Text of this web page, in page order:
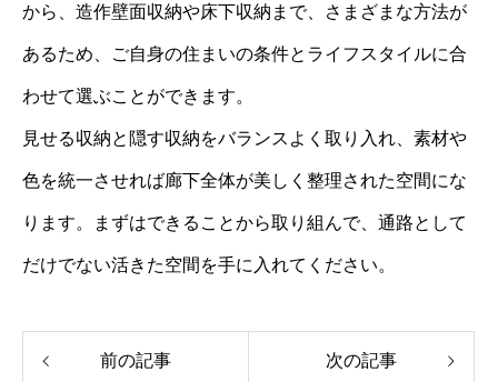
から、造作壁面収納や床下収納まで、さまざまな方法が
あるため、ご自身の住まいの条件とライフスタイルに合
わせて選ぶことができます。
見せる収納と隠す収納をバランスよく取り入れ、素材や
色を統一させれば廊下全体が美しく整理された空間にな
ります。まずはできることから取り組んで、通路として
だけでない活きた空間を手に入れてください。
前の記事 次の記事